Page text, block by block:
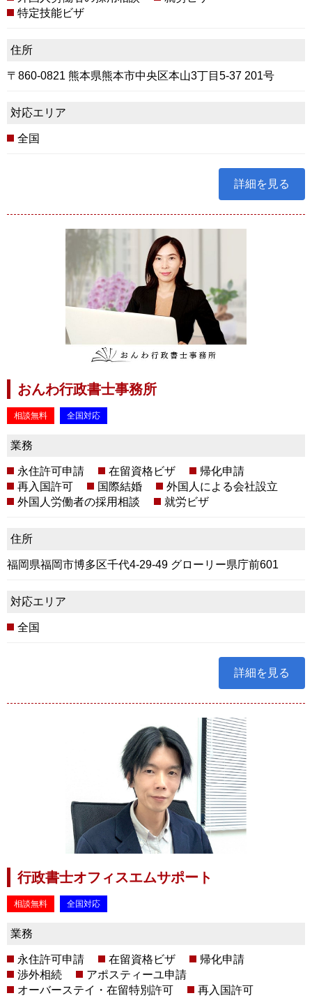
特定技能ビザ
住所
〒860-0821 熊本県熊本市中央区本山3丁目5-37 201号
対応エリア
全国
詳細を見る
おんわ行政書士事務所
相談無料 全国対応
業務
永住許可申請 在留資格ビザ
帰化申請
再入国許可
国際結婚
外国人による会社設立
外国人労働者の採用相談
就労ビザ
住所
福岡県福岡市博多区千代4-29-49 グローリー県庁前601
対応エリア
全国
詳細を見る
行政書士オフィスエムサポート
相談無料 全国対応
業務
永住許可申請 在留資格ビザ
帰化申請
渉外相続
アポスティーユ申請
オーバーステイ・在留特別許可
再入国許可